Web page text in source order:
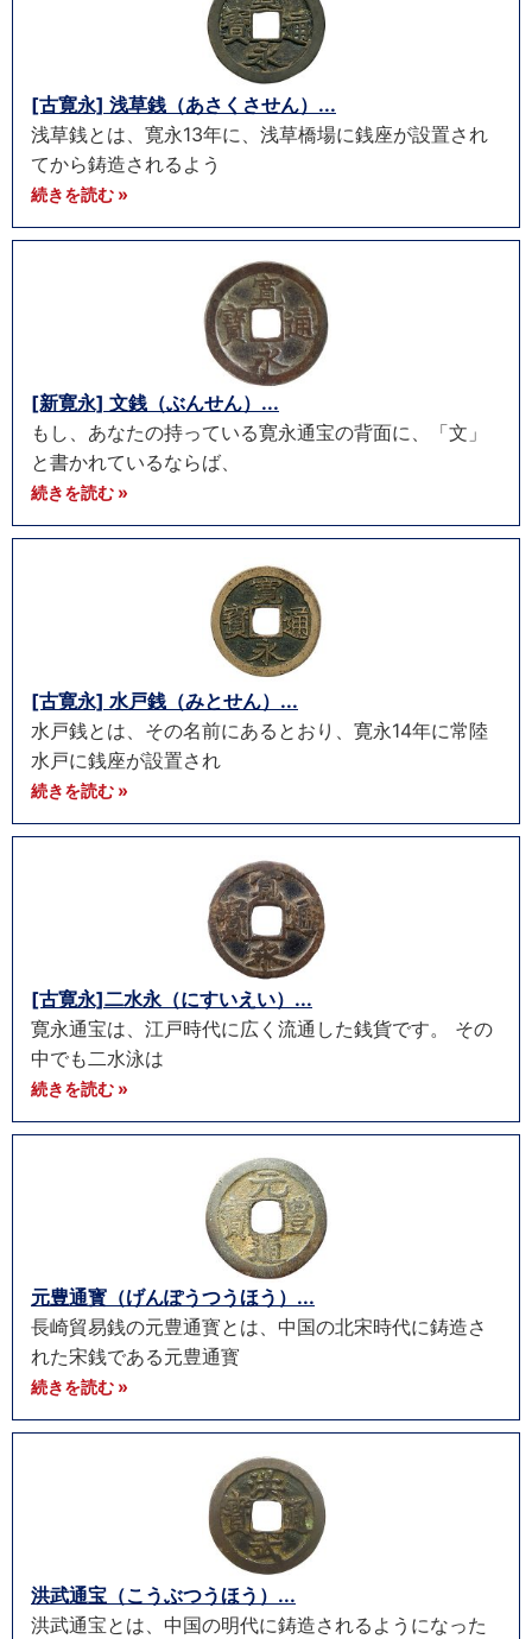
[古寛永] 浅草銭（あさくさせん）...
浅草銭とは、寛永13年に、浅草橋場に銭座が設置され
てから鋳造されるよう
続きを読む »
[新寛永] 文銭（ぶんせん）...
もし、あなたの持っている寛永通宝の背面に、「文」
と書かれているならば、
続きを読む »
[古寛永] 水戸銭（みとせん）...
水戸銭とは、その名前にあるとおり、寛永14年に常陸
水戸に銭座が設置され
続きを読む »
[古寛永]二水永（にすいえい）...
寛永通宝は、江戸時代に広く流通した銭貨です。 その
中でも二水泳は
続きを読む »
元豊通寳（げんぽうつうほう）...
長崎貿易銭の元豊通寳とは、中国の北宋時代に鋳造さ
れた宋銭である元豊通寳
続きを読む »
洪武通宝（こうぶつうほう）...
洪武通宝とは、中国の明代に鋳造されるようになった